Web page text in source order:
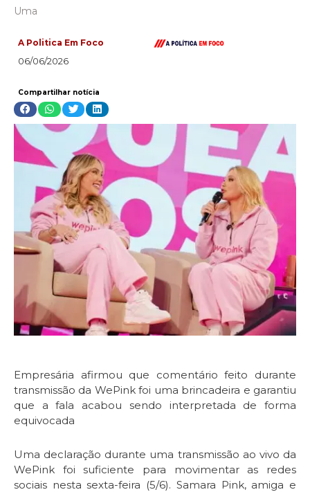
Uma
A Politica Em Foco
06/06/2026
Compartilhar notícia
Empresária afirmou que comentário feito durante
transmissão da WePink foi uma brincadeira e garantiu
que a fala acabou sendo interpretada de forma
equivocada
Uma declaração durante uma transmissão ao vivo da
WePink foi suficiente para movimentar as redes
sociais nesta sexta-feira (5/6). Samara Pink, amiga e